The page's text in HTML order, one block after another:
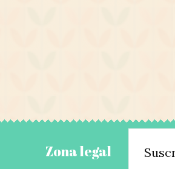
Zona legal